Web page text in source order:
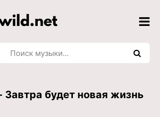
Завтра будет новая жизнь